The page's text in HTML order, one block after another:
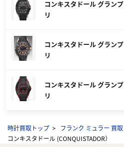
コンキスタドール グランプ
リ
コンキスタドール グランプ
リ
コンキスタドール グランプ
リ
時計買取トップ
フランク ミュラー 買取
コンキスタドール (CONQUISTADOR）